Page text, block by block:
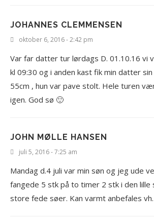
JOHANNES CLEMMENSEN
oktober 6, 2016 - 2:42 pm
Var far datter tur lørdags D. 01.10.16 vi
kl 09:30 og i anden kast fik min datter
55cm , hun var pave stolt. Hele turen
igen. God sø 🙂
JOHN MØLLE HANSEN
juli 5, 2016 - 7:25 am
Mandag d.4 juli var min søn og jeg ude
fangede 5 stk på to timer 2 stk i den lille
store fede søer. Kan varmt anbefales vh.